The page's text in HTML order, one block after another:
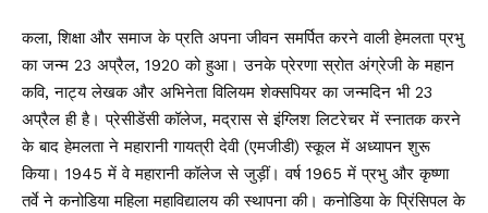
कला, शिक्षा और समाज के प्रति अपना जीवन समर्पित करने वाली हेमलता प्रभु
का जन्म 23 अप्रैल, 1920 को हुआ। उनके प्रेरणा स्रोत अंग्रेजी के महान
कवि, नाट्य लेखक और अभिनेता विलियम शेक्सपियर का जन्मदिन भी 23
अप्रैल ही है। प्रेसीडेंसी कॉलेज, मद्रास से इंग्लिश लिटरेचर में स्नातक करने
के बाद हेमलता ने महारानी गायत्री देवी (एमजीडी) स्कूल में अध्यापन शुरू
किया। 1945 में वे महारानी कॉलेज से जुड़ीं। वर्ष 1965 में प्रभु और कृष्णा
तर्वे ने कनोडिया महिला महाविद्यालय की स्थापना की। कनोडिया के प्रिंसिपल के